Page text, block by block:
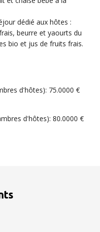
dédié aux hôtes :
beurre et yaourts du
bio et jus de fruits frais.
d'hôtes): 75.0000 €
d'hôtes): 80.0000 €